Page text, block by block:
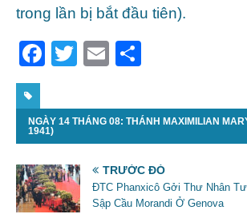
trong lần bị bắt đầu tiên).
F
c
e
o
o
T
itt
er
E
ai
l
ar
e
NGÀY 14 THÁNG 08: THÁNH MAXIMILIAN
1941)
TRƯỚC ĐÓ
ĐTC Phanxicô Gởi Thư Nhân
Sập Cầu Morandi Ở Genova